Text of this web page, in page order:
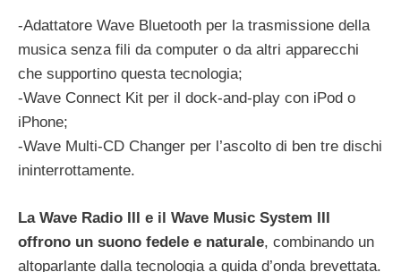
-Adattatore Wave Bluetooth per la trasmissione della
musica senza fili da computer o da altri apparecchi
che supportino questa tecnologia;
-Wave Connect Kit per il dock-and-play con iPod o
iPhone;
-Wave Multi-CD Changer per l’ascolto di ben tre dischi
ininterrottamente.
La Wave Radio III e il Wave Music System III
offrono un suono fedele e naturale, combinando un
altoparlante dalla tecnologia a guida d’onda brevettata.